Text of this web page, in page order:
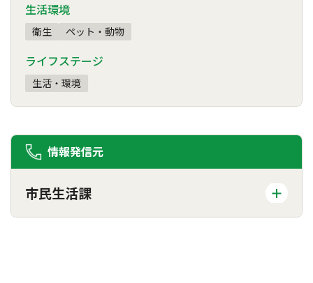
生活環境
衛生 ペット・動物
ライフステージ
生活・環境
情報発信元
市民生活課